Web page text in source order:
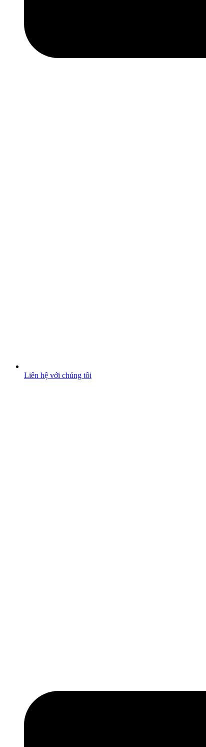
Liên hệ với chúng tôi